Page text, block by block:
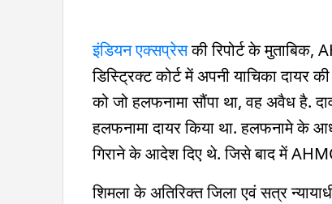
इंडियन एक्सप्रेसकी रिपोर्ट के
डिस्ट्रिक्ट कोर्ट में अपनी याचिका दायर
को जो हलफनामा सौंपा था, वह अवैध है.
हलफनामा दायर किया था. हलफनामे के
गिराने के आदेश दिए थे. जिसे बाद में
शिमला के अतिरिक्त जिला एवं सत्र